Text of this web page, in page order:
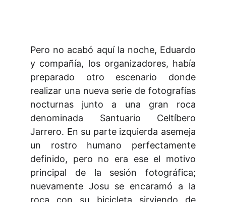
Pero no acabó aquí la noche, Eduardo
y compañía, los organizadores, había
preparado otro escenario donde
realizar una nueva serie de fotografías
nocturnas junto a una gran roca
denominada Santuario Celtíbero
Jarrero. En su parte izquierda asemeja
un rostro humano perfectamente
definido, pero no era ese el motivo
principal de la sesión fotográfica;
nuevamente Josu se encaramó a la
roca con su bicicleta sirviendo de